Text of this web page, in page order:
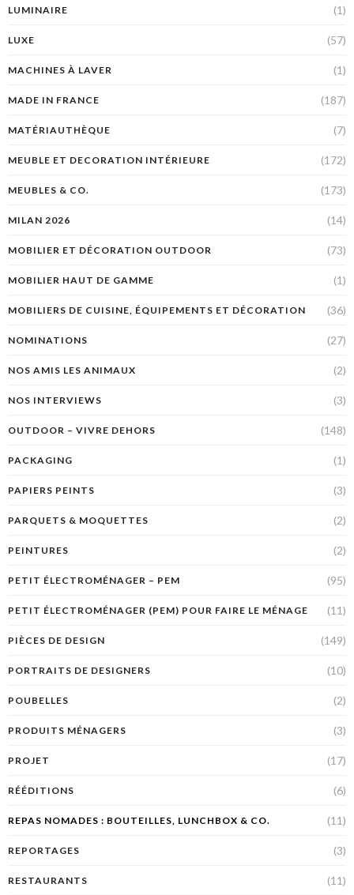
LUMINAIRE (1)
LUXE (57)
MACHINES À LAVER (1)
MADE IN FRANCE (187)
MATÉRIAUTHÈQUE (7)
MEUBLE ET DECORATION INTÉRIEURE (172)
MEUBLES & CO. (173)
MILAN 2026 (14)
MOBILIER ET DÉCORATION OUTDOOR (73)
MOBILIER HAUT DE GAMME (1)
MOBILIERS DE CUISINE, ÉQUIPEMENTS ET DÉCORATION (36)
NOMINATIONS (27)
NOS AMIS LES ANIMAUX (2)
NOS INTERVIEWS (3)
OUTDOOR – VIVRE DEHORS (148)
PACKAGING (1)
PAPIERS PEINTS (3)
PARQUETS & MOQUETTES (2)
PEINTURES (2)
PETIT ÉLECTROMÉNAGER – PEM (95)
PETIT ÉLECTROMÉNAGER (PEM) POUR FAIRE LE MÉNAGE (11)
PIÈCES DE DESIGN (149)
PORTRAITS DE DESIGNERS (10)
POUBELLES (2)
PRODUITS MÉNAGERS (3)
PROJET (17)
RÉÉDITIONS (6)
REPAS NOMADES : BOUTEILLES, LUNCHBOX & CO. (11)
REPORTAGES (3)
RESTAURANTS (11)